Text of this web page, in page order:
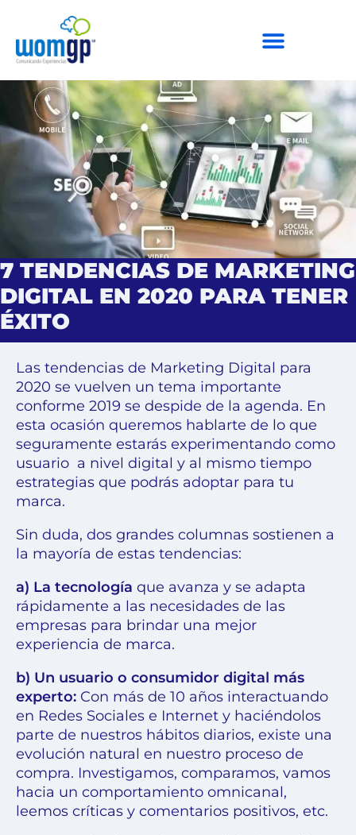
7 TENDENCIAS DE MARKETING
DIGITAL EN 2020 PARA TENER
ÉXITO
Las tendencias de Marketing Digital para
2020 se vuelven un tema importante
conforme 2019 se despide de la agenda. En
esta ocasión queremos hablarte de lo que
seguramente estarás experimentando como
usuario a nivel digital y al mismo tiempo
estrategias que podrás adoptar para tu
marca.
Sin duda, dos grandes columnas sostienen a
la mayoría de estas tendencias:
a) La tecnología que avanza y se adapta
rápidamente a las necesidades de las
empresas para brindar una mejor
experiencia de marca.
b) Un usuario o consumidor digital más
experto: Con más de 10 años interactuando
en Redes Sociales e Internet y haciéndolos
parte de nuestros hábitos diarios, existe una
evolución natural en nuestro proceso de
compra. Investigamos, comparamos, vamos
hacia un comportamiento omnicanal,
leemos críticas y comentarios positivos, etc.